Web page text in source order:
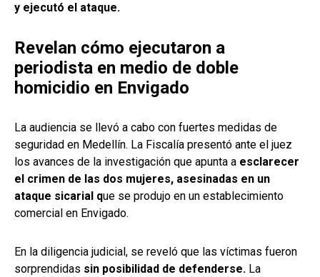
y ejecutó el ataque.
Revelan cómo ejecutaron a
periodista en medio de doble
homicidio en Envigado
La audiencia se llevó a cabo con fuertes medidas de
seguridad en Medellín. La Fiscalía presentó ante el juez
los avances de la investigación que apunta a esclarecer
el crimen de las dos mujeres, asesinadas en un
ataque sicarial que se produjo en un establecimiento
comercial en Envigado.
En la diligencia judicial, se reveló que las víctimas fueron
sorprendidas sin posibilidad de defenderse. La